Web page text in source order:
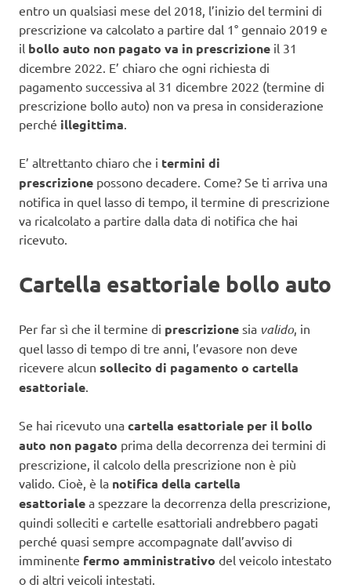
entro un qualsiasi mese del 2018, l’inizio del termini di
prescrizione va calcolato a partire dal 1° gennaio 2019 e
il bollo auto non pagato va in prescrizione il 31
dicembre 2022. E’ chiaro che ogni richiesta di
pagamento successiva al 31 dicembre 2022 (termine di
prescrizione bollo auto) non va presa in considerazione
perché illegittima
E’ altrettanto chiaro che i termini di
prescrizione possono decadere. Come? Se ti arriva una
notifica in quel lasso di tempo, il termine di prescrizione
va ricalcolato a partire dalla data di notifica che hai
ricevuto.
Cartella esattoriale bollo auto
Per far sì che il termine di prescrizione sia valido, in
quel lasso di tempo di tre anni, l’evasore non deve
ricevere alcun sollecito di pagamento o cartella
esattoriale
Se hai ricevuto una cartella esattoriale per il bollo
auto non pagato prima della decorrenza dei termini di
prescrizione, il calcolo della prescrizione non è più
valido. Cioè, è la notifica della cartella
esattoriale a spezzare la decorrenza della prescrizione,
quindi solleciti e cartelle esattoriali andrebbero pagati
perché quasi sempre accompagnate dall’avviso di
imminente fermo amministrativo del veicolo intestato
o di altri veicoli intestati.